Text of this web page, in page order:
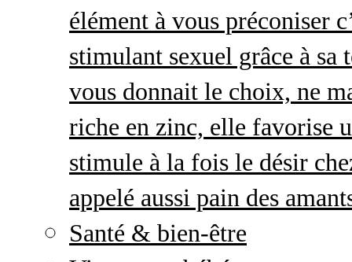
élément à vous préconiser
stimulant sexuel grâce à sa
vous donnait le choix, ne
riche en zinc, elle favorise
stimule à la fois le désir
appelé aussi pain des
Santé & bien-être